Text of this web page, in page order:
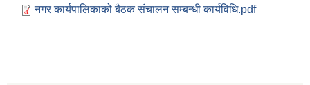
नगर कार्यपालिकाको बैठक संचालन सम्बन्धी कार्यविधि.pdf